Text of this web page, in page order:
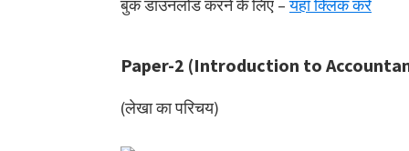
बुक डाउनलोड करने के लिए –यहाँ क्लिक करें
Paper-2 (Introduction to
(लेखा का परिचय)